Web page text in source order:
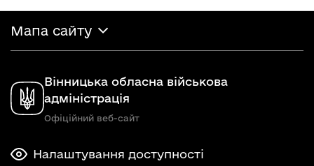
Мапа сайту
Вінницька обласна військова
адміністрація
Офіційний веб-сайт
Налаштування доступності